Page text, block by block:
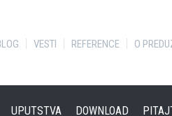
VESTI REFERENCE O
UPUTSTVA DOWNLOAD